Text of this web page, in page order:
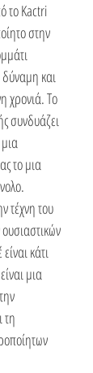
το Kactri
στην
δύναμη και
χρονιά. Το
συνδυάζει
το μια
τέχνη του
κάτι
μια
τη